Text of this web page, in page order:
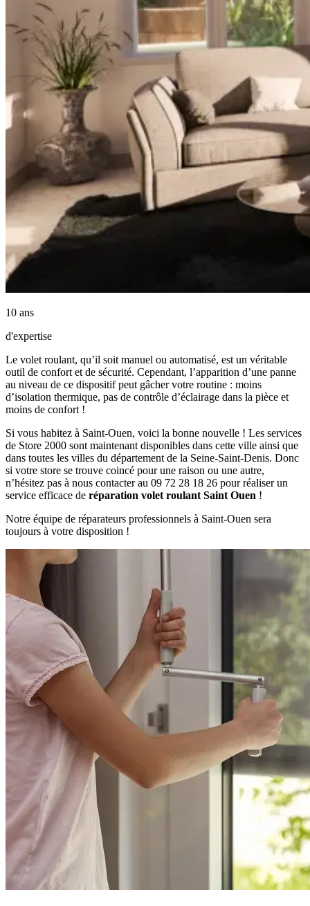
10 ans
d'expertise
Le volet roulant, qu’il soit manuel ou automatisé, est un véritable
outil de confort et de sécurité. Cependant, l’apparition d’une panne
au niveau de ce dispositif peut gâcher votre routine : moins
d’isolation thermique, pas de contrôle d’éclairage dans la pièce et
moins de confort !
Si vous habitez à Saint-Ouen, voici la bonne nouvelle ! Les services
de Store 2000 sont maintenant disponibles dans cette ville ainsi que
dans toutes les villes du département de la Seine-Saint-Denis. Donc
si votre store se trouve coincé pour une raison ou une autre,
n’hésitez pas à nous contacter au 09 72 28 18 26 pour réaliser un
service efficace de réparation volet roulant Saint Ouen !
Notre équipe de réparateurs professionnels à Saint-Ouen sera
toujours à votre disposition !